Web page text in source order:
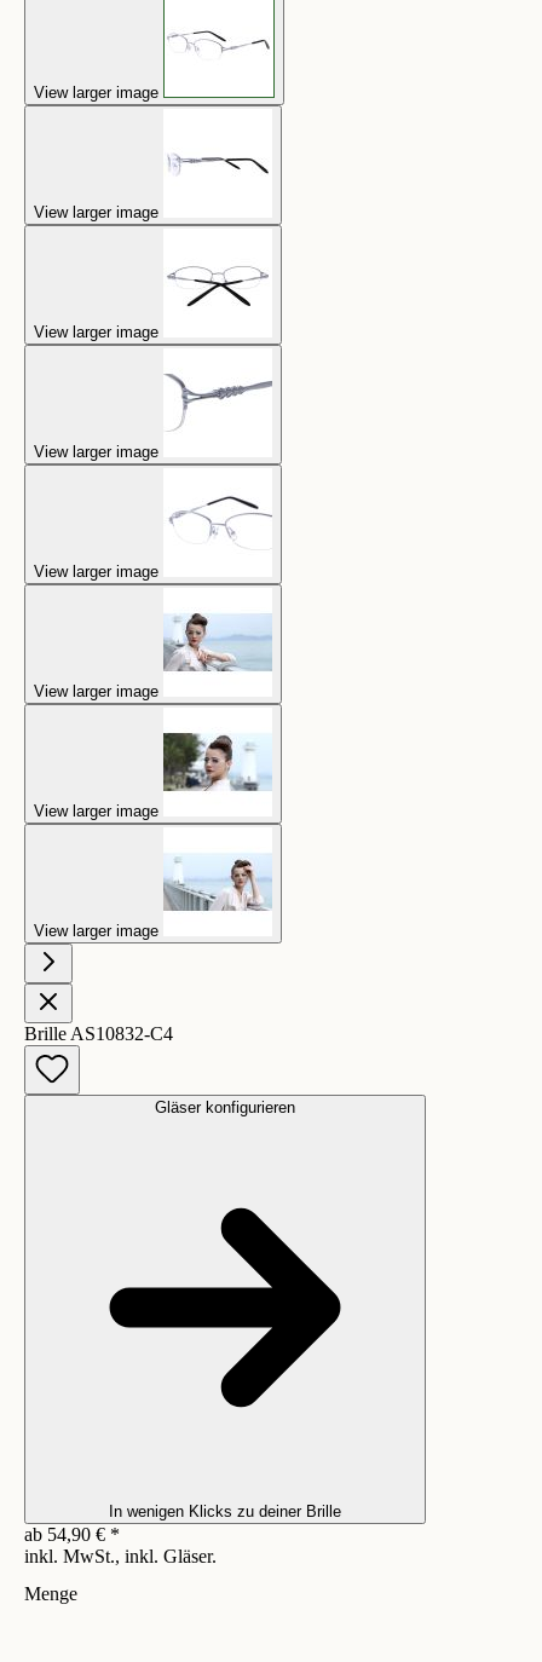
View larger image
View larger image
View larger image
View larger image
View larger image
View larger image
View larger image
View larger image
Brille AS10832-C4
Gläser konfigurieren
In wenigen Klicks zu deiner Brille
ab 54,90 € *
inkl. MwSt., inkl. Gläser.
Menge